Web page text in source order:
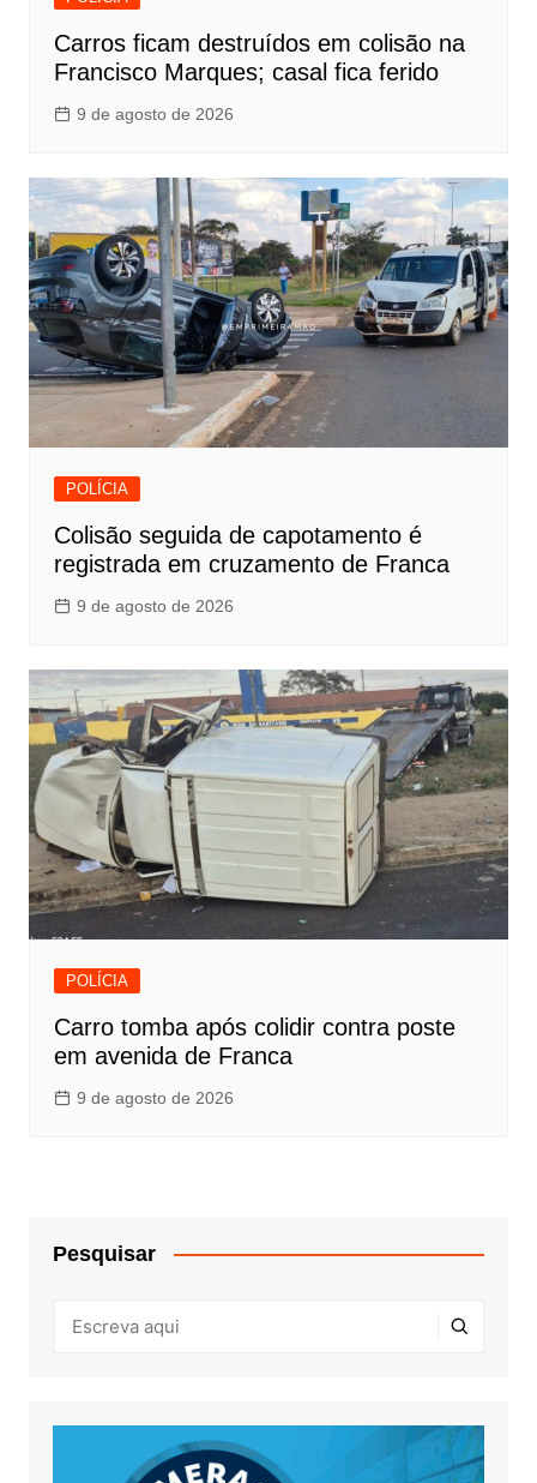
Carros ficam destruídos em colisão na
Francisco Marques; casal fica ferido
9 de agosto de 2026
POLÍCIA
Colisão seguida de capotamento é
registrada em cruzamento de Franca
9 de agosto de 2026
POLÍCIA
Carro tomba após colidir contra poste
em avenida de Franca
9 de agosto de 2026
Pesquisar